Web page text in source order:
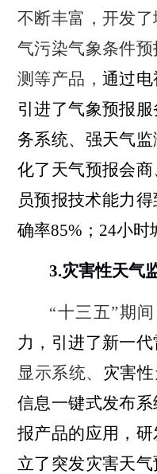
不断丰富，开发
气污染气象条件
测等产品， 通过
引进了气象预报
务系统、强天气
化了天气预报会
员预报技术能力
确率85% ； 24小时
3.灾害性天气
“十三五”期间
力，引进了新一代
显示系统、 灾害
信息一键式发布
报产品的应用，
立了突发灾害天气